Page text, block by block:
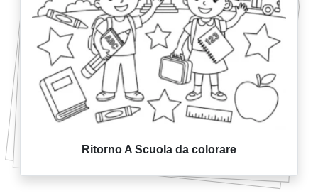
Ritorno A Scuola da colorare